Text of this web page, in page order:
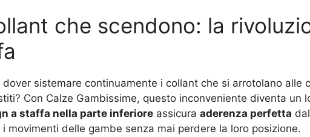
che scendono: la
sistemare continuamente i collant che si arrotolano alle
Con Calze Gambissime, questo inconveniente diventa un
a staffa nella parte inferiore assicura aderenza perfetta
movimenti delle gambe senza mai perdere la loro posizione.